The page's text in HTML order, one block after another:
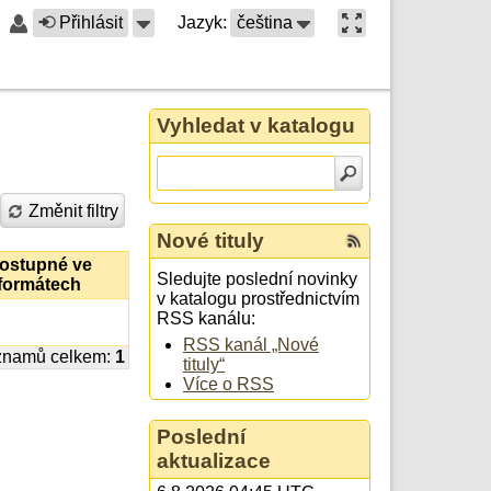
Přihlásit Jazyk: čeština
Změnit filtry
ve
celkem: 1
Vyhledat v katalogu
Nové tituly
Sledujte poslední novinky
v katalogu prostřednictvím
RSS kanálu:
RSS kanál „Nové
tituly“
Více o RSS
Poslední
aktualizace